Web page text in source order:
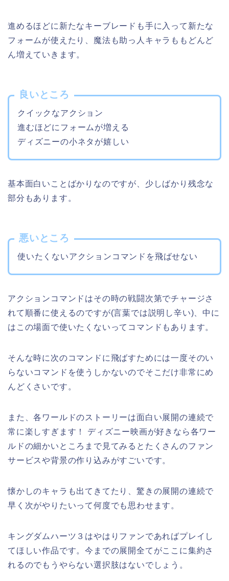
進めるほどに新たなキーブレードも手に入って新たな
フォームが使えたり、魔法も助っ人キャラももどんど
ん増えていきます。
良いところ
クイックなアクション
進むほどにフォームが増える
ディズニーの小ネタが嬉しい
基本面白いことばかりなのですが、少しばかり残念な
部分もあります。
悪いところ
使いたくないアクションコマンドを飛ばせない
アクションコマンドはその時の戦闘次第でチャージさ
れて順番に使えるのですが(言葉では説明し辛い)、中に
はこの場面で使いたくないってコマンドもあります。
そんな時に次のコマンドに飛ばすためには一度そのい
らないコマンドを使うしかないのでそこだけ非常にめ
んどくさいです。
また、各ワールドのストーリーは面白い展開の連続で
常に楽しすぎます！ ディズニー映画が好きなら各ワー
ルドの細かいところまで見てみるとたくさんのファン
サービスや背景の作り込みがすごいです。
懐かしのキャラも出てきてたり、驚きの展開の連続で
早く次がやりたいって何度でも思わせます。
キングダムハーツ３はやはりファンであればプレイし
てほしい作品です。今までの展開全てがここに集約さ
れるのでもうやらない選択肢はないでしょう。